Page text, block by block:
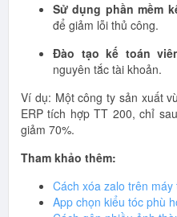
Sử dụng phần mềm
để giảm lỗi thủ công.
Đào tạo kế toán
nguyên tắc tài khoản.
Ví dụ: Một công ty sản xuất
ERP tích hợp TT 200, chỉ
giảm 70%.
Tham khảo thêm:
Cách xóa zalo trên máy
App chọn kiểu tóc phù